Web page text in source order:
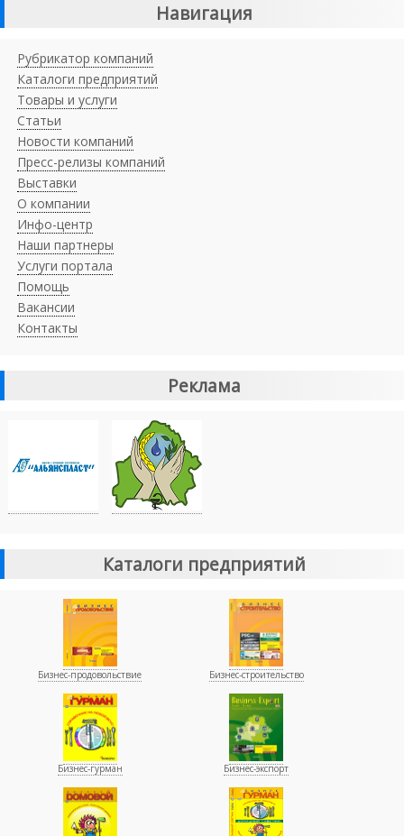
Навигация
Рубрикатор компаний
Каталоги предприятий
Товары и услуги
Статьи
Новости компаний
Пресс-релизы компаний
Выставки
О компании
Инфо-центр
Наши партнеры
Услуги портала
Помощь
Вакансии
Контакты
Реклама
Каталоги предприятий
Бизнес-продовольствие Бизнес-строительство
Бизнес-гурман Бизнес-экспорт